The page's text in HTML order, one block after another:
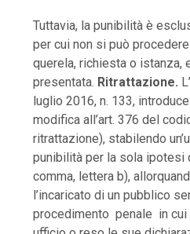
Tuttavia, la punibilità è
per cui non si può
querela, richiesta o istanza,
presentata. Ritrattazione.
luglio 2016, n. 133,
modifica all’art. 376 del
ritrattazione), stabilendo
punibilità per la sola ipotesi
comma, lettera b),
l’incaricato di un pubblico
procedimento penale in cui